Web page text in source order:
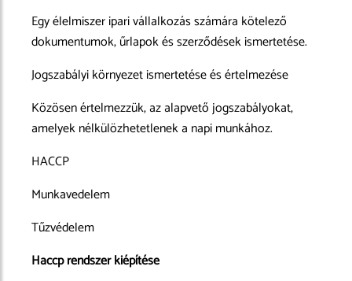
Egy élelmiszer ipari vállalkozás számára kötelező
dokumentumok, űrlapok és szerződések ismertetése.
Jogszabályi környezet ismertetése és értelmezése
Közösen értelmezzük, az alapvető jogszabályokat,
amelyek nélkülözhetetlenek a napi munkához.
HACCP
Munkavedelem
Tűzvédelem
Haccp rendszer kiépítése